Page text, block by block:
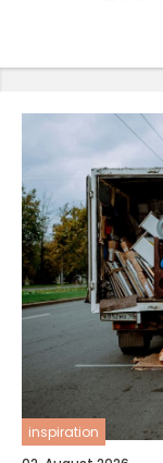
inspiration